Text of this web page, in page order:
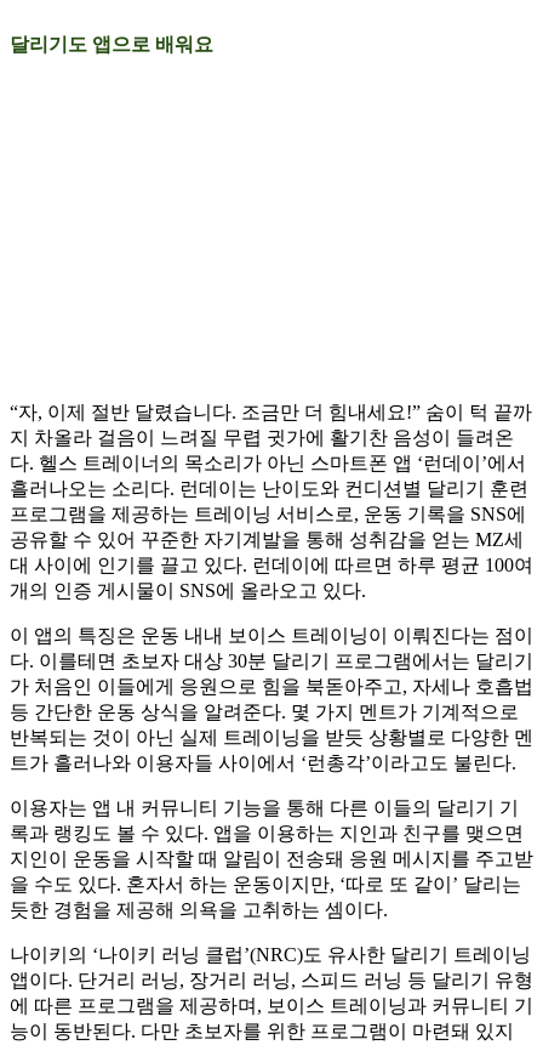
달리기도 앱으로 배워요
“자, 이제 절반 달렸습니다. 조금만 더 힘내세요!” 숨이 턱 끝까
지 차올라 걸음이 느려질 무렵 귓가에 활기찬 음성이 들려온
다. 헬스 트레이너의 목소리가 아닌 스마트폰 앱 ‘런데이’에서
흘러나오는 소리다. 런데이는 난이도와 컨디션별 달리기 훈련
프로그램을 제공하는 트레이닝 서비스로, 운동 기록을 SNS에
공유할 수 있어 꾸준한 자기계발을 통해 성취감을 얻는 MZ세
대 사이에 인기를 끌고 있다. 런데이에 따르면 하루 평균 100여
개의 인증 게시물이 SNS에 올라오고 있다.
이 앱의 특징은 운동 내내 보이스 트레이닝이 이뤄진다는 점이
다. 이를테면 초보자 대상 30분 달리기 프로그램에서는 달리기
가 처음인 이들에게 응원으로 힘을 북돋아주고, 자세나 호흡법
등 간단한 운동 상식을 알려준다. 몇 가지 멘트가 기계적으로
반복되는 것이 아닌 실제 트레이닝을 받듯 상황별로 다양한 멘
트가 흘러나와 이용자들 사이에서 ‘런총각’이라고도 불린다.
이용자는 앱 내 커뮤니티 기능을 통해 다른 이들의 달리기 기
록과 랭킹도 볼 수 있다. 앱을 이용하는 지인과 친구를 맺으면
지인이 운동을 시작할 때 알림이 전송돼 응원 메시지를 주고받
을 수도 있다. 혼자서 하는 운동이지만, ‘따로 또 같이’ 달리는
듯한 경험을 제공해 의욕을 고취하는 셈이다.
나이키의 ‘나이키 러닝 클럽’(NRC)도 유사한 달리기 트레이닝
앱이다. 단거리 러닝, 장거리 러닝, 스피드 러닝 등 달리기 유형
에 따른 프로그램을 제공하며, 보이스 트레이닝과 커뮤니티 기
능이 동반된다. 다만 초보자를 위한 프로그램이 마련돼 있지